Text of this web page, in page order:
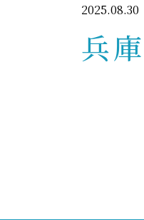
2025.08.30
兵